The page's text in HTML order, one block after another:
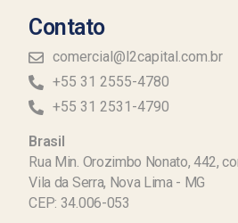
Contato
comercial@l2capital.com.br
+55 31 2555-4780
+55 31 2531-4790
Brasil
Rua Min. Orozimbo Nonato, 442,
Vila da Serra, Nova Lima - MG
CEP: 34.006-053